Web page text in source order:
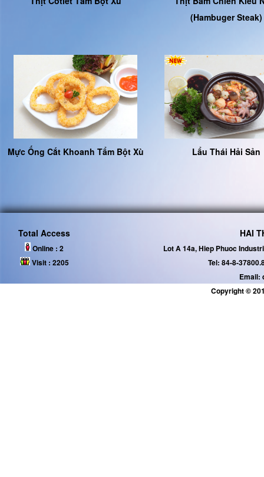
(Hambuger Steak)
Mực Ống Cắt Khoanh Tẩm Bột Xù Lẩu Thái Hải Sản
Total Access
Online : 2
Visit : 2205
HAI
Lot A 14a, Hiep Phuoc
Tel: 84-8-
Email:
Copyright ©